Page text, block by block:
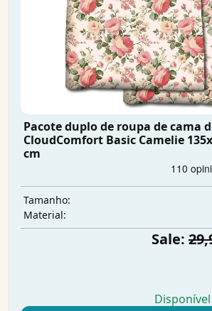
Pacote duplo de roupa de cama
CloudComfort Basic Camelie
cm
Tamanho:
Material:
Sale: